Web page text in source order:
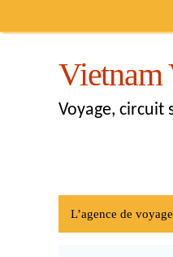
Vietnam
Voyage, circuit
L’agence de voyage